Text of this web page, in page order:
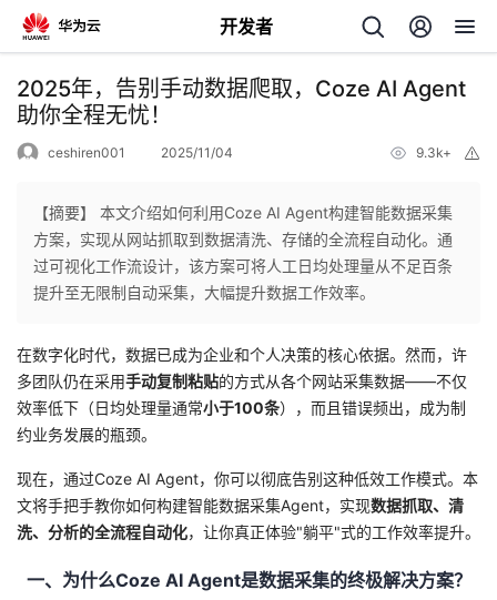
开发者
返
回
个
主
页
的
开
发
者
我
2025年，告别手动数据爬取，Coze AI Agent
助你全程无忧！
ceshiren001 2025/11/04 9.3k+
【摘要】 本文介绍如何利用Coze AI Agent构建智能数据采集
方案，实现从网站抓取到数据清洗、存储的全流程自动化。通
过可视化工作流设计，该方案可将人工日均处理量从不足百条
提升至无限制自动采集，大幅提升数据工作效率。
在数字化时代，数据已成为企业和个人决策的核心依据。然而，许
多团队仍在采用手动复制粘贴的方式从各个网站采集数据——不仅
效率低下（日均处理量通常小于100条），而且错误频出，成为制
约业务发展的瓶颈。
现在，通过Coze AI Agent，你可以彻底告别这种低效工作模式。本
文将手把手教你如何构建智能数据采集Agent，实现数据抓取、清
洗、分析的全流程自动化，让你真正体验"躺平"式的工作效率提升。
一、为什么Coze AI Agent是数据采集的终极解决方案？